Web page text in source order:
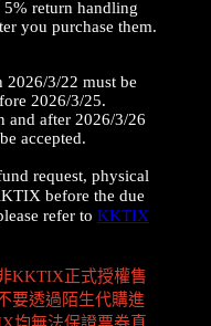
return handling
you purchase them.
2026/3/22 must be
2026/3/25.
and after 2026/3/26
accepted.
request, physical
before the due
refer to KKTIX
KKTIX正式授權售
要透過陌生代購進